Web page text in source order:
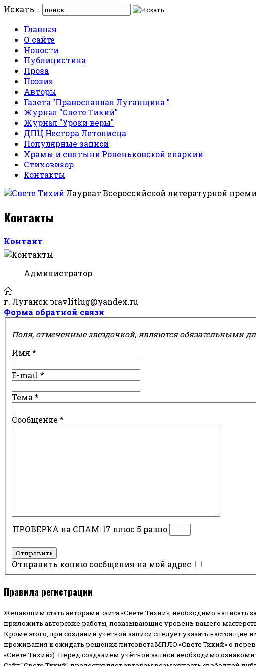
Искать...
Главная
О сайте
Новости
Публицистика
Проза
Поэзия
Авторы
Газета "Православная Луганщина "
Журнал "Свете Тихий"
Журнал "Уроки веры"
ДПЦ Нестора Летописца
Популярные записи
Храмы и святыни Ровеньковской епархии
Стиховизор
Контакты
Лауреат Всероссийской литературной
Контакты
Контакт
Администратор
г. Луганск pravlitlug@yandex.ru
Форма обратной связи
Поля, отмеченные звездочкой, являются обязательными
Имя *
E-mail *
Тема *
Сообщение *
ПРОВЕРКА на СПАМ: 17 плюс 5 равно
Отправить
Отправить копию сообщения на мой адрес
Правила регистрации
Желающим стать авторами сайта «Свете Тихий», необходимо
приложить авторские работы, показывающие уровень вашего
Кроме этого, при создании учетной записи следует указать настоящие
проживания и ожидать решения литсовета МПЛО «Свете Тихий» о
«Свете Тихий»). Перед созданием учётной записи необходимо